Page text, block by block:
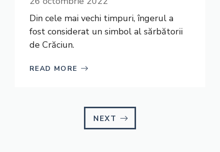
Din cele mai vechi timpuri, îngerul a
fost considerat un simbol al sărbătorii
de Crăciun.
READ MORE
NEXT